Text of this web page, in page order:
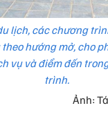
lịch, các chương
hướng mở, cho
vụ và điểm đến
trình.
Ảnh: